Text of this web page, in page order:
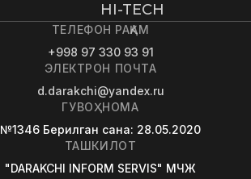
HI-TECH
ТЕЛЕФОН РАҚАМ
+998 97 330 93 91
ЭЛЕКТРОН ПОЧТА
d.darakchi@yandex.ru
ГУВОҲНОМА
№1346 Берилган сана: 28.05.2020
ТАШКИЛОТ
"DARAKCHI INFORM SERVIS" МЧЖ